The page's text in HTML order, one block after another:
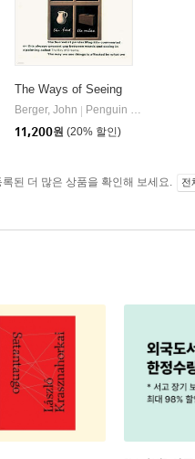
The Ways of Seeing
Berger, John
Penguin Books
11,200원 (20% 할인)
된 더 많은 상품을 확인해 보세요. 전